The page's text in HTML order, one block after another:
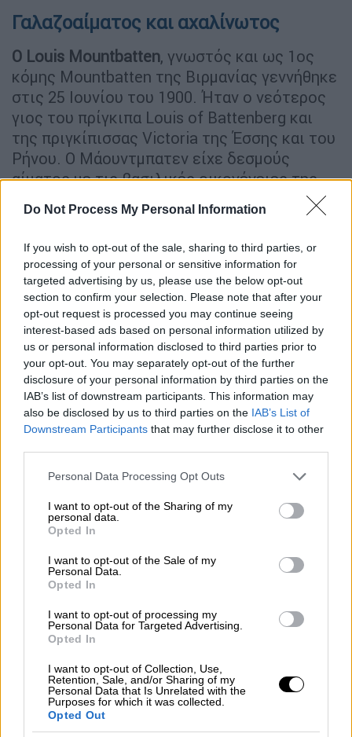
Do Not Process My Personal Information
If you wish to opt-out of the sale, sharing to third parties, or
processing of your personal or sensitive information for
targeted advertising by us, please use the below opt-out
section to confirm your selection. Please note that after your
opt-out request is processed you may continue seeing
interest-based ads based on personal information utilized by
us or personal information disclosed to third parties prior to
your opt-out. You may separately opt-out of the further
disclosure of your personal information by third parties on the
IAB’s list of downstream participants. This information may
also be disclosed by us to third parties on the IAB’s List of
Downstream Participants that may further disclose it to other
Please note that this website/app uses one or more Google
not limited to your visit or usage behaviour. You may click to
grant or deny consent to Google and its third-party tags to
use your data for below specified purposes in below Google
consent section.
Personal Data Processing Opt Outs
I want to opt-out of the Sharing of my
personal data.
Opted In
I want to opt-out of the Sale of my
Personal Data.
Opted In
I want to opt-out of processing my
Personal Data for Targeted Advertising.
Opted In
I want to opt-out of Collection, Use,
Retention, Sale, and/or Sharing of my
Personal Data that Is Unrelated with the
Purposes for which it was collected.
Opted Out
Γαλαζοαίματος και αχαλίνωτος
Ο Louis Mountbatten, γνωστός και ως 1ος
κόμης Mountbatten της Βιρμανίας γεννήθηκε
στις 25 Ιουνίου του 1900. Ήταν ο νεότερος
γιος του πρίγκιπα Louis of Battenberg και
της πριγκίπισσας Victoria της Έσσης και του
Ρήνου. Ο Μάουντμπατεν είχε δεσμούς
αίματος με τις βασιλικές οικογένειες της
Γερμανίας
Αγγλίας και της Ρωσίας
Ο Λόρδος Μάουντμπάτεν ήταν ο δεύτερος
ξάδερφος της
Βασίλισσας Ελισάβετ Β'
θείος του συζύγου της Ελισάβετ,πρίγκιπα
Φίλιππου. Διπλή συγγένεια με τη βρετανική
βασιλική οικογένεια!
Αν και ο Μάουντμπάτενμεγάλωσε σε
πριγκιπικό λίκνο, όπως και οι περισσότεροι
από την οικογένειά του, εγκατέλειψε τους
γερμανικούς τίτλους του μετά την ήττα της
Γερμανίας στον Α' Παγκόσμιο Πόλεμο. Από
εκείνο το σημείο και μετά, πήρε το επώνυμο
Μάουντμπάτεν-Γουίνδσορ. Νονοί του
Μάουντμπατεν ήταν η βασίλισσα Βικτώρια
και ο τσάρος Νικόλαος Β'.
Μετά την εκπαίδευση στο Βασιλικό Ναυτικό
Κολλέγιο, ο Μάουντμπάτεν κατατάχθηκε στο
Βασιλικό Ναυτικό. Εκείνη την εποχή, ο Α'
Παγκόσμιος Πόλεμος βρισκόταν στο
ενεργά. Άλλωστε το γράψαμε πιο πριν:
λάτρευε τους νεαρούς ένστολους άνδρες…